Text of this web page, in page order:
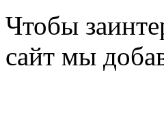
Чтобы
сайт мы